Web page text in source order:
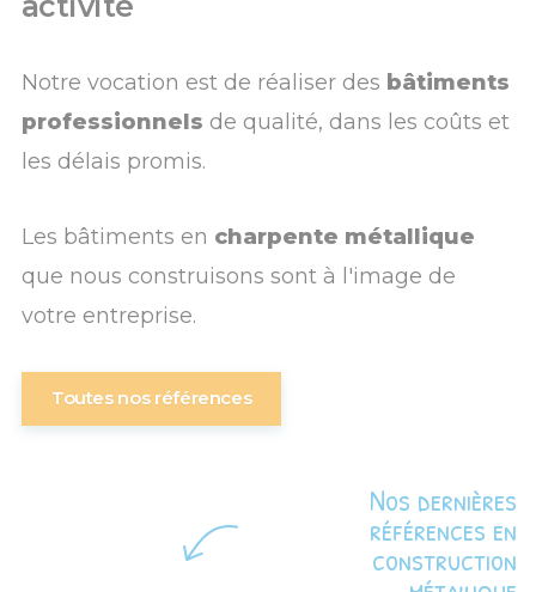
Notre vocation est de réaliser des bâtiments
professionnels de qualité, dans les coûts et
les délais promis.
Les bâtiments en charpente métallique
que nous construisons sont à l'image de
votre entreprise.
Toutes nos références
Nos dernières
références en
construction